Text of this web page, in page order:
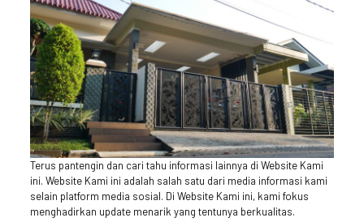
Terus pantengin dan cari tahu informasi lainnya di Website Kami
ini. Website Kami ini adalah salah satu dari media informasi kami
selain platform media sosial. Di Website Kami ini, kami fokus
menghadirkan update menarik yang tentunya berkualitas.